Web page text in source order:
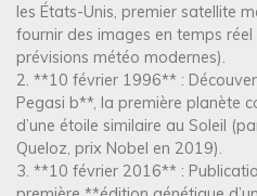
les États-Unis, premier satellite
fournir des images en temps
prévisions météo modernes).
2. **10 février 1996** :
Pegasi b**, la première planète
d’une étoile similaire au Soleil
Queloz, prix Nobel en 2019).
3. **10 février 2016** :